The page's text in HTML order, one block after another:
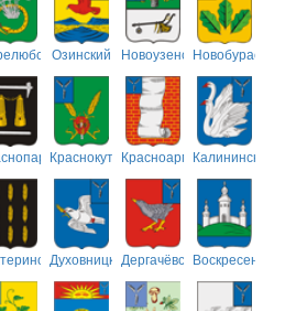
Озинский НовоузенскийНовобурасский
КраснокутскийКрасноармейский
Калининский
ДуховницкийДергачёвскийВоскресенский